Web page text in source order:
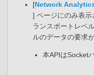
[Network
] ページにのみ表示
ランスポートレベ
ルのデータの要求
本APIはSocket